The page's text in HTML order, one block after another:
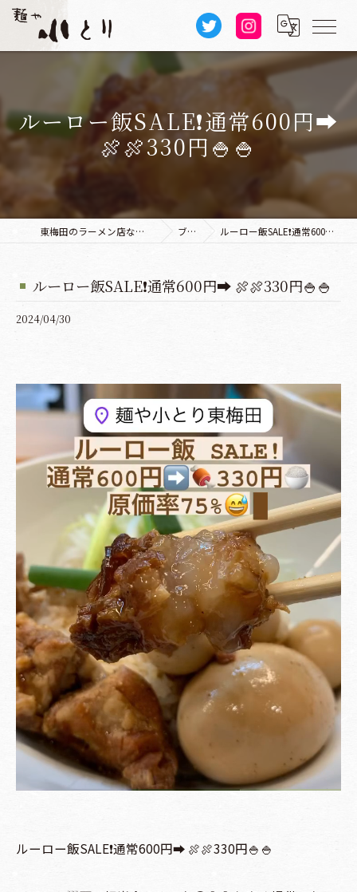
ルーロー飯SALE❗️通常600円➡️
🍖🍖330円🍚🍚
東梅田のラーメン店なら麺や 小とり 本店 ブログ ルーロー飯SALE❗️通常600円➡️ 🍖🍖330円🍚🍚
ルーロー飯SALE❗️通常600円➡️ 🍖🍖330円🍚🍚
2024/04/30
ルーロー飯SALE❗️通常600円➡️ 🍖🍖330円🍚🍚